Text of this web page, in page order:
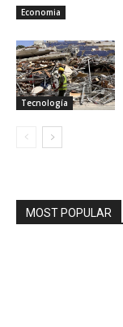
Economia
Tecnología
MOST POPULAR